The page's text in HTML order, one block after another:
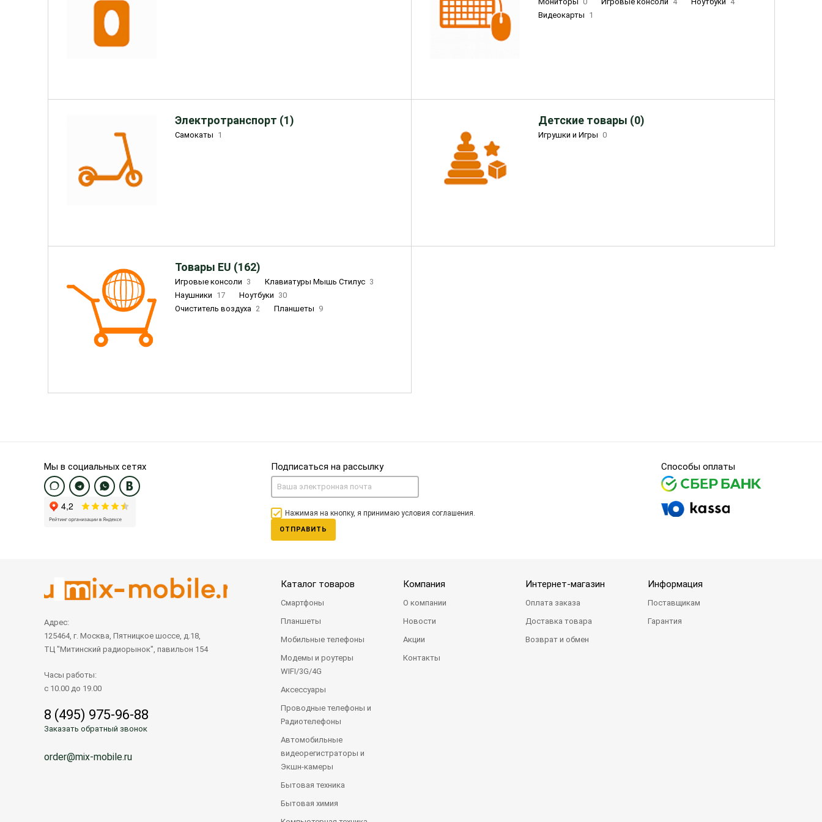
Видеокарты 1
Электротранспорт (1)
Самокаты 1
Детские товары (0)
Игрушки и Игры 0
Товары EU (162)
Игровые консоли 3 Клавиатуры Мышь Стилус 3
Наушники 17 Ноутбуки 30
Очиститель воздуха 2 Планшеты 9
Мы в социальных сетях Подписаться на рассылку
Нажимая на кнопку, я принимаю условия соглашения.
ОТПРАВИТЬ
Способы оплаты
Адрес:
125464, г. Москва, Пятницкое шоссе, д.18,
ТЦ "Митинский радиорынок", павильон 154
Часы работы:
с 10.00 до 19.00
8 (495) 975-96-88
Заказать обратный звонок
order@mix-mobile.ru
Каталог товаров
Смартфоны
Планшеты
Мобильные телефоны
Модемы и роутеры
WIFI/3G/4G
Аксессуары
Проводные телефоны и
Радиотелефоны
Автомобильные
видеорегистраторы и
Экшн-камеры
Бытовая техника
Бытовая химия
Компания
О компании
Новости
Акции
Контакты
Интернет-магазин
Оплата заказа
Доставка товара
Возврат и обмен
Информация
Поставщикам
Гарантия